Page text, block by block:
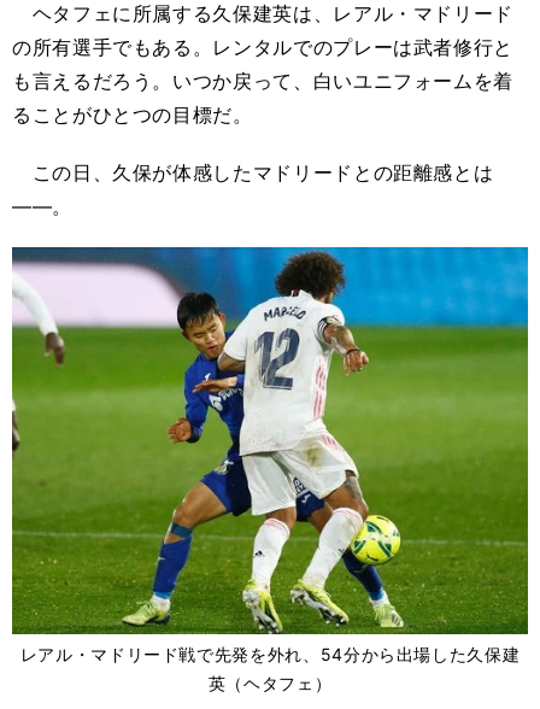
ヘタフェに所属する久保建英は、レアル・マドリード
の所有選手でもある。レンタルでのプレーは武者修行と
も言えるだろう。いつか戻って、白いユニフォームを着
ることがひとつの目標だ。
この日、久保が体感したマドリードとの距離感とは
――。
レアル・マドリード戦で先発を外れ、54分から出場した久保建
英（ヘタフェ）